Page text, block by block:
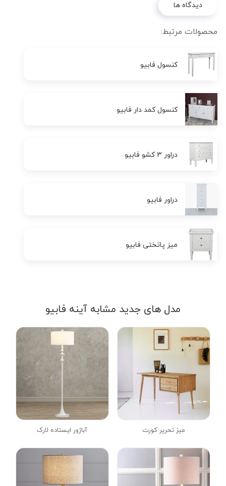
دیدگاه ها
محصولات مرتبط:
کنسول فابیو
کنسول کمد دار فابیو
دراور 3 کشو فابیو
دراور فابیو
میز پاتختی فابیو
مدل های جدید مشابه آینه فابیو
میز تحریر کورت آباژور ایستاده لارک